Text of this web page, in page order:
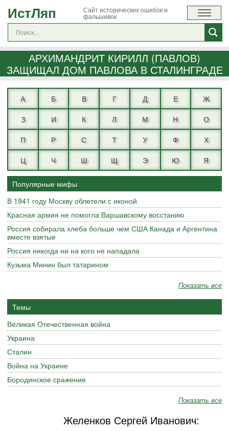
ИстЛяп Сайт исторических ошибок и
фальшивок
АРХИМАНДРИТ КИРИЛЛ (ПАВЛОВ)
ЗАЩИЩАЛ ДОМ ПАВЛОВА В СТАЛИНГРАДЕ
А Б В Г Д Е
Ж
З
И К Л М Н
О
П
Р С Т У Ф
Х
Ц
Ч Ш Щ Э Ю Я
Популярные мифы
В 1941 году Москву облетели с иконой
Красная армия не помогла Варшавскому восстанию
Россия собирала хлеба больше чем США Канада и Аргентина
вместе взятые
Россия никогда ни на кого не нападала
Кузьма Минин был татарином
Показать все
Темы
Великая Отечественная война
Украина
Сталин
Война на Украине
Бородинское сражение
Показать все
Желенков Сергей Иванович: